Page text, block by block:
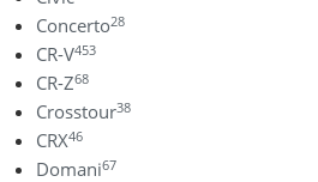
Concerto28
CR-V453
CR-Z68
Crosstour38
CRX46
Domani67